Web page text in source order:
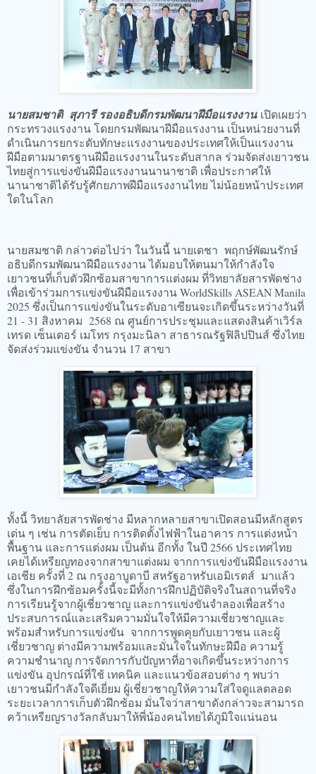
นายสมชาติ สุภารี รองอธิบดีกรมพัฒนาฝีมือแรงงานเปิดเผยว่า
กระทรวงแรงงาน โดยกรมพัฒนาฝีมือแรงงาน เป็นหน่วยงานที่
ดำเนินการยกระดับทักษะแรงงานของประเทศให้เป็นแรงงาน
ฝีมือตามมาตรฐานฝีมือแรงงานในระดับสากล ร่วมจัดส่งเยาวชน
ไทยสู่การแข่งขันฝีมือแรงงานนานาชาติ เพื่อประกาศให้
นานาชาติได้รับรู้ศักยภาพฝีมือแรงงานไทย ไม่น้อยหน้าประเทศ
ใดในโลก
นายสมชาติ กล่าวต่อไปว่า ในวันนี้ นายเดชา พฤกษ์พัฒนรักษ์
อธิบดีกรมพัฒนาฝีมือแรงงาน ได้มอบให้ตนมาให้กำลังใจ
เยาวชนที่เก็บตัวฝึกซ้อมสาขาการแต่งผม ที่วิทยาลัยสารพัดช่าง
เพื่อเข้าร่วมการแข่งขันฝีมือแรงงาน WorldSkills ASEAN Manila
2025 ซึ่งเป็นการแข่งขันในระดับอาเซียนจะเกิดขึ้นระหว่างวันที่
21 - 31 สิงหาคม 2568 ณ ศูนย์การประชุมและแสดงสินค้าเวิร์ล
เทรด เซ็นเตอร์ เมโทร กรุงมะนิลา สาธารณรัฐฟิลิปปินส์ ซึ่งไทย
จัดส่งร่วมแข่งขัน จำนวน 17 สาขา
ทั้งนี้ วิทยาลัยสารพัดช่าง มีหลากหลายสาขาเปิดสอนมีหลักสูตร
เด่น ๆ เช่น การตัดเย็บ การติดตั้งไฟฟ้าในอาคาร การแต่งหน้า
พื้นฐาน และการแต่งผม เป็นต้น อีกทั้ง ในปี 2566 ประเทศไทย
เคยได้เหรียญทองจากสาขาแต่งผม จากการแข่งขันฝีมือแรงงาน
เอเชีย ครั้งที่ 2 ณ กรุงอาบูดาบี สหรัฐอาหรับเอมิเรตส์ มาแล้ว
ซึ่งในการฝึกซ้อมครั้งนี้จะมีทั้งการฝึกปฏิบัติจริงในสถานที่จริง
การเรียนรู้จากผู้เชี่ยวชาญ และการแข่งขันจำลองเพื่อสร้าง
ประสบการณ์และเสริมความมั่นใจให้มีความเชี่ยวชาญและ
พร้อมสำหรับการแข่งขัน จากการพูดคุยกับเยาวชน และผู้
เชี่ยวชาญ ต่างมีความพร้อมและมั่นใจในทักษะฝีมือ ความรู้
ความชำนาญ การจัดการกับปัญหาที่อาจเกิดขึ้นระหว่างการ
แข่งขัน อุปกรณ์ที่ใช้ เทคนิค และแนวข้อสอบต่าง ๆ พบว่า
เยาวชนมีกำลังใจดีเยี่ยม ผู้เชี่ยวชาญให้ความใส่ใจดูแลตลอด
ระยะเวลาการเก็บตัวฝึกซ้อม มั่นใจว่าสาขาดังกล่าวจะสามารถ
คว้าเหรียญรางวัลกลับมาให้พี่น้องคนไทยได้ภูมิใจแน่นอน